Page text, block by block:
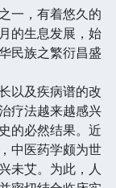
一，有着悠久的
的生息发展，始
民族之繁衍昌盛
以及疾病谱的改
疗法越来越感兴
的必然结果。近
中医药学颇为世
未艾。为此，人